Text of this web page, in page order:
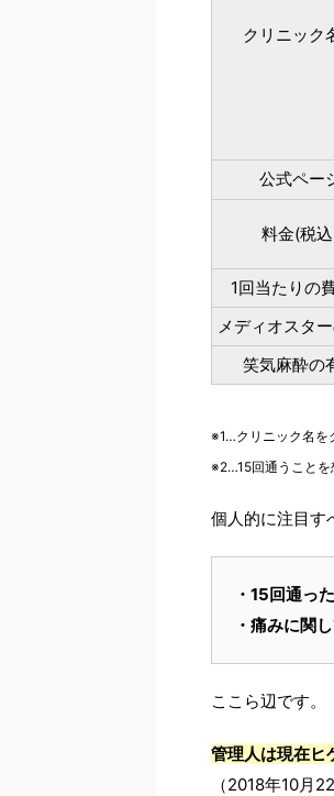
クリニック
公式ペー
料金(税
1回当たりの
メディオスタ
笑気麻酔の
※1…クリニック名を
※2…15回通うことを
個人的に注目す
・15回通っ
・痛みに関
ここら辺です。
管理人は現在ヒ
（2018年10月